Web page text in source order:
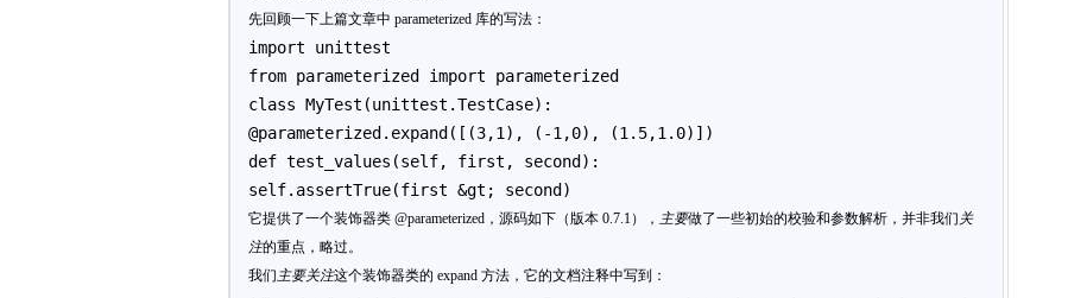
先回顾一下上篇文章中 parameterized 库的写法：
import unittest
from parameterized import parameterized
class MyTest(unittest.TestCase):
@parameterized.expand([(3,1), (-1,0), (1.5,1.0)])
def test_values(self, first, second):
self.assertTrue(first &gt; second)
它提供了一个装饰器类 @parameterized，源码如下（版本 0.7.1）， 主要做了一些初始的校验和参数解析，并非我们 关
注的重点，略过。
我们 主要关注这个装饰器类的 expand 方法，它的文档注释中写到：